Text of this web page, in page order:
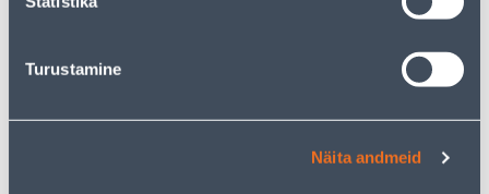
Turustamine
Näita andmeid
Kirjeldus